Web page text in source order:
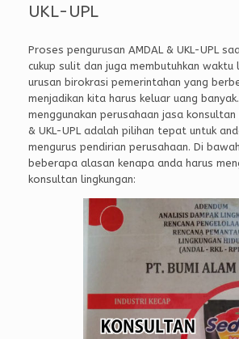
UKL-UPL
Proses pengurusan AMDAL & UKL-UPL
cukup sulit dan juga membutuhkan waktu
urusan birokrasi pemerintahan yang
menjadikan kita harus keluar uang
menggunakan perusahaan jasa konsultan
& UKL-UPL adalah pilihan tepat untuk
mengurus pendirian perusahaan. Di
beberapa alasan kenapa anda harus
konsultan lingkungan: